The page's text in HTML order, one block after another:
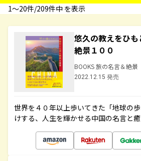
1〜20件/209件中 を表示
悠久の教えをひ
絶景１００
BOOKS 旅の名言＆絶景
2022.12.15 発売
世界を４０年以上歩いてきた「地球の
けする、人生を輝かせる中国の名言と